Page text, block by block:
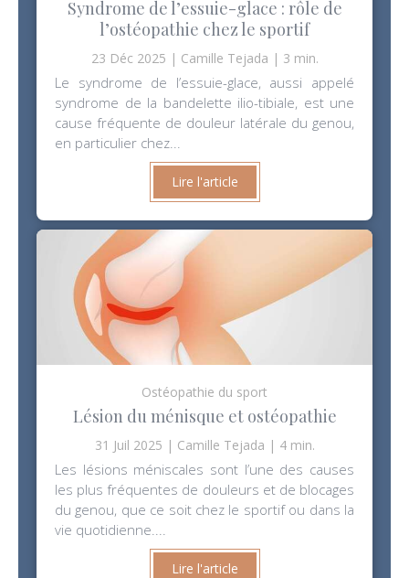
Syndrome de l’essuie-glace : rôle de
l’ostéopathie chez le sportif
23 Déc 2025 Camille Tejada 3 min.
Le syndrome de l’essuie-glace, aussi appelé
syndrome de la bandelette ilio-tibiale, est une
cause fréquente de douleur latérale du genou,
en particulier chez...
Lire l'article
Ostéopathie du sport
Lésion du ménisque et ostéopathie
31 Juil 2025 Camille Tejada 4 min.
Les lésions méniscales sont l’une des causes
les plus fréquentes de douleurs et de blocages
du genou, que ce soit chez le sportif ou dans la
vie quotidienne....
Lire l'article